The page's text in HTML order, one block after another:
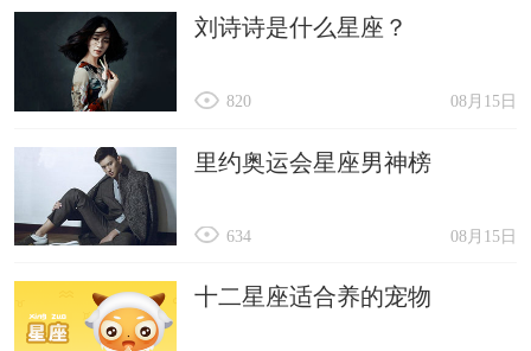
刘诗诗是什么星座？
08月15日
820
里约奥运会星座男神榜
08月15日
634
十二星座适合养的宠物